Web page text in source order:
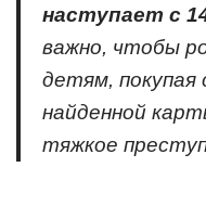
наступает с
важно, чтобы
детям, покупая
найденной
тяжкое